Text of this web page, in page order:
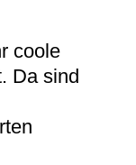
coole
Da sind